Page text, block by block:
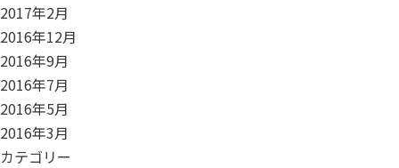
2017年2月
2016年12月
2016年9月
2016年7月
2016年5月
2016年3月
カテゴリー